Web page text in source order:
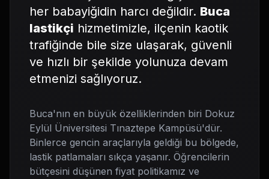
her babayiğidin harcı değildir. Buca
lastikçi hizmetimizle, ilçenin kaotik
trafiğinde bile size ulaşarak, güvenli
ve hızlı bir şekilde yolunuza devam
etmenizi sağlıyoruz.
Buca'nın en büyük özelliklerinden biri Dokuz
Eylül Üniversitesi Tınaztepe Kampüsü'dür.
Binlerce gencin araçlarıyla geldiği bu bölgede,
lastik patlamaları sıkça yaşanır. Öğrencilerin
bütçesini düşünen fiyat politikamız ve